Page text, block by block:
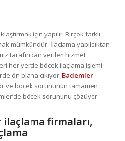
için yapılır. Birçok farklı
mümkündür. İlaçlama yapıldıktan
tarafından verilen hizmet
her yerde böcek ilaçlama işlemi
ön plana çıkıyor. Bademler
ve böcek sorununun tamamen
böcek sorununu çözüyor.
firmaları,